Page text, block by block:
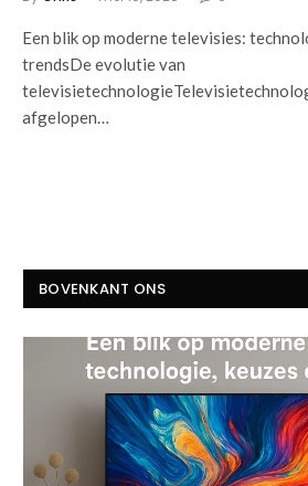
Een blik op moderne televisies:
trendsDe evolutie van
afgelopen…
BOVENKANT ONS